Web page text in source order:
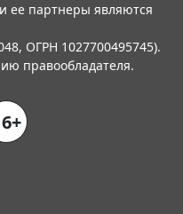
ее партнеры являются
ОГРН 1027700495745).
правообладателя.